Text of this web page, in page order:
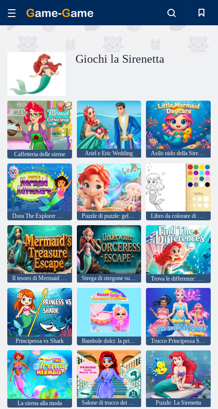
Giochi la Sirenetta
Caffetteria delle sirene Ariel e Eric Wedding Asilo nido della Sirenetta
Dora The Explorer Dora's Mermaid Adventure Puzzle di puzzle: gelatina di marshmallow sirena Chibi Libro da colorare di sirene per bambini
Trova le differenze: piccola sirena
Principessa vs Shark Bambole dolci: la principessa sirena
La sirena alla moda Salone di trucco dei giochi di principesse Puzzle: La Sirenetta